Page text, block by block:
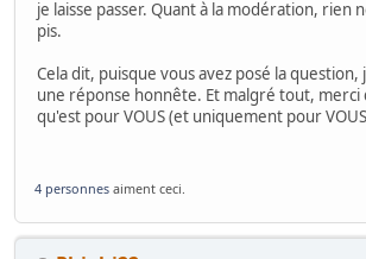
je laisse passer. Quant à la modération, rien
pis.
Cela dit, puisque vous avez posé la question,
une réponse honnête. Et malgré tout, merci
qu'est pour VOUS (et uniquement pour
4 personnes aiment ceci.